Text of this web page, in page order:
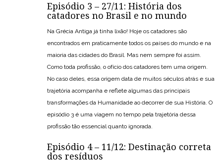
Episódio 3 – 27/11: História dos
catadores no Brasil e no mundo
Na Grécia Antiga já tinha lixão! Hoje os catadores são
encontrados em praticamente todos os países do mundo e na
maioria das cidades do Brasil. Mas nem sempre foi assim.
Como toda profissão, o ofício dos catadores tem uma origem.
No caso deles, essa origem data de muitos séculos atrás e sua
trajetória acompanha e reflete algumas das principais
transformações da Humanidade ao decorrer de sua História. O
episódio 3 é uma viagem no tempo pela trajetória dessa
profissão tão essencial quanto ignorada.
Episódio 4 – 11/12: Destinação correta
dos resíduos